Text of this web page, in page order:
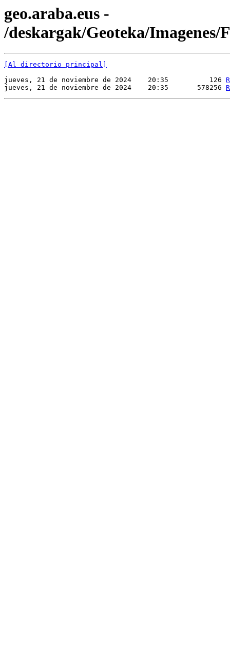
geo.araba.eus -
/deskargak/Geoteka/Imagenes/
[Al directorio principal]
jueves, 21 de noviembre de 2024    20:35          126
jueves, 21 de noviembre de 2024    20:35       578256